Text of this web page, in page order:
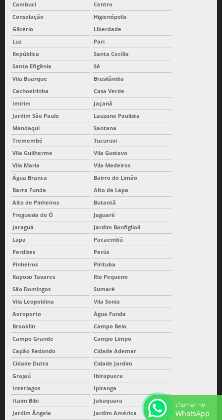
Cambuci
Centro
Consolação
Higienópolis
Glicério
Liberdade
Luz
Pari
República
Santa Cecília
Santa Efigênia
Sé
Vila Buarque
Brasilândia
Cachoeirinha
Casa Verde
Imirim
Jaçanã
Jardim São Paulo
Lauzane Paulista
Mandaqui
Santana
Tremembé
Tucuruvi
Vila Guilherme
Vila Gustavo
Vila Maria
Vila Medeiros
Água Branca
Bairro do Limão
Barra Funda
Alto da Lapa
Alto de Pinheiros
Butantã
Freguesia do Ó
Jaguaré
Jaraguá
Jardim Bonfiglioli
Lapa
Pacaembú
Perdizes
Perús
Pinheiros
Pirituba
Raposo Tavares
Rio Pequeno
São Domingos
Sumaré
Vila Leopoldina
Vila Sonia
Aeroporto
Água Funda
Brooklin
Campo Belo
Campo Grande
Campo Limpo
Capão Redondo
Cidade Ademar
Cidade Dutra
Cidade Jardim
Grajaú
Ibirapuera
Interlagos
Ipiranga
Itaim Bibi
Jabaquara
Jardim Ângela
Jardim América
chamar no
WhatsApp